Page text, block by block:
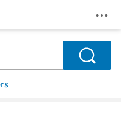
Search